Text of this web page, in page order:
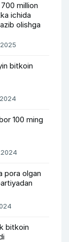
million
ichida
olishga
bitkoin
100 ming
pora olgan
bitkoin